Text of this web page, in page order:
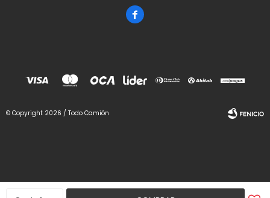

© Copyright 2026 / Todo Camión
Fenicio